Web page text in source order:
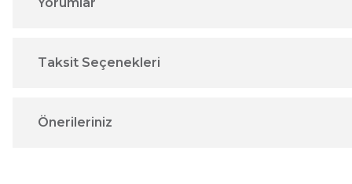
Taksit Seçenekleri
Önerileriniz